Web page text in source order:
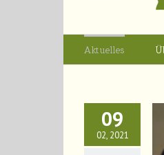
Aktuelles
09
02, 2021